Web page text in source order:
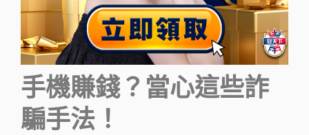
手機賺錢？當心這些詐
騙手法！